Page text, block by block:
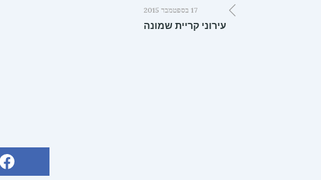
17 בספטמבר 2015
עירוני קריית שמונה